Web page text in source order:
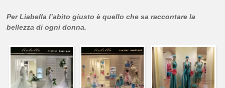
Per Liabella l’abito giusto è quello che sa raccontare la
bellezza di ogni donna.